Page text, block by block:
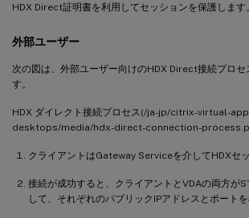
HDX Direct証明書を利用してセッションを保護します。
外部ユーザー
次の図は、外部ユーザー向けのHDX Direct接続プロセ
す。
HDX ダイレクト接続プロセス(/ja-jp/citrix-virtual-
desktops/media/hdx-direct-connection-
クライアントはGateway Serviceを介してHDXセ
接続が成功すると、クライアントとVDAの両方が
して、それぞれのパブリックIPアドレスとポートを